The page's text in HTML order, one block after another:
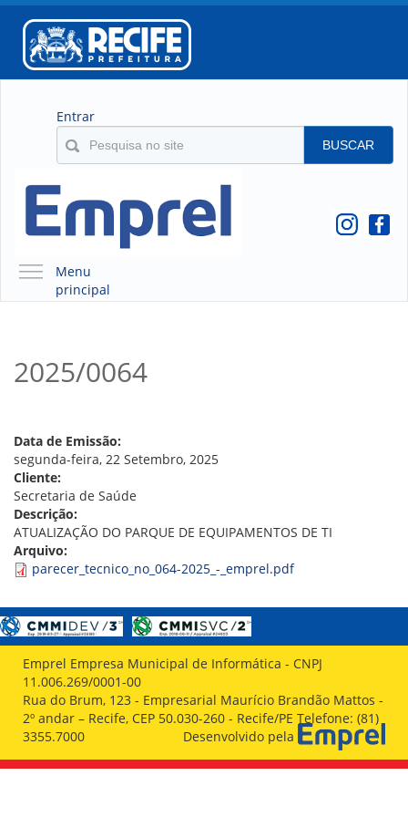
Entrar
BUSCAR
Menu
principal
O QUE É A EMPREL
CONSELHOS
LOCALIZAÇÃO
GESTORES
GOVERNANÇA
NOTÍCIAS
COMPRAS
COMISSÕES
LICITAÇÕES
REGULAMENTO INTERNO DE LICITAÇÕES E
CONTRATO
GESTÃO DE PESSOAS
COLABORADORES
2025/0064
Data de Emissão:
segunda-feira, 22 Setembro, 2025
Cliente:
Secretaria de Saúde
Descrição:
ATUALIZAÇÃO DO PARQUE DE EQUIPAMENTOS DE TI
Arquivo:
parecer_tecnico_no_064-2025_-_emprel.pdf
Emprel Empresa Municipal de Informática - CNPJ
11.006.269/0001-00
Rua do Brum, 123 - Empresarial Maurício Brandão Mattos -
2º andar – Recife, CEP 50.030-260 - Recife/PE Telefone: (81)
3355.7000
Desenvolvido pela